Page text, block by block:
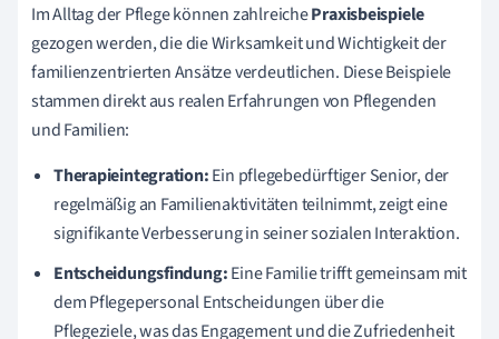
Im Alltag der Pflege können zahlreichePraxisbeispiele
gezogen werden, die die Wirksamkeit und Wichtigkeit der
familienzentrierten Ansätze verdeutlichen. Diese Beispiele
stammen direkt aus realen Erfahrungen von Pflegenden
und Familien:
Therapieintegration:Ein pflegebedürftiger Senior, der
regelmäßig an Familienaktivitäten teilnimmt, zeigt eine
signifikante Verbesserung in seiner sozialen Interaktion.
Entscheidungsfindung:Eine Familie trifft gemeinsam mit
dem Pflegepersonal Entscheidungen über die
Pflegeziele, was das Engagement und die Zufriedenheit